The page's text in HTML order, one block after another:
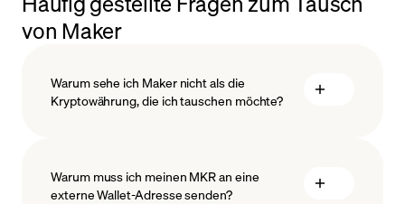
von Maker
Warum sehe ich Maker nicht als die
Kryptowährung, die ich tauschen möchte?
Warum muss ich meinen MKR an eine
externe Wallet-Adresse senden?